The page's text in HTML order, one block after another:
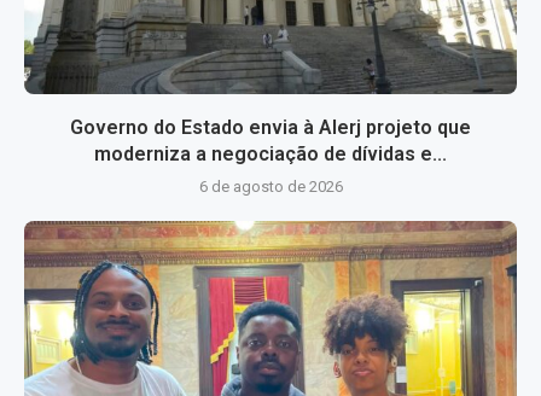
Governo do Estado envia à Alerj projeto que
moderniza a negociação de dívidas e...
6 de agosto de 2026